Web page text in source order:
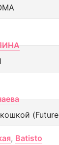
(Future
, Batisto